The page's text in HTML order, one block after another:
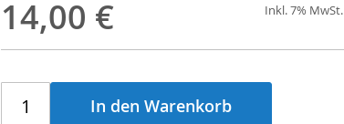
14,00 € Inkl. 7% MwSt.
In den Warenkorb